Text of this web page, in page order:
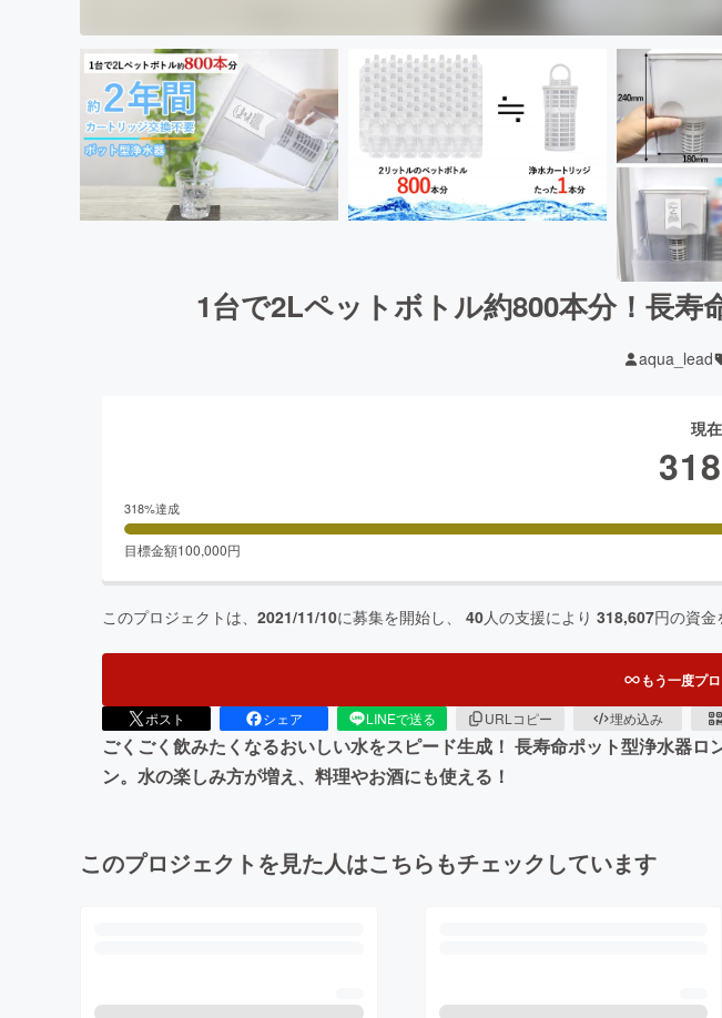
1台で2Lペットボトル約800本分！長
aqua_lead
現
318%達成
目標金額100,000円
このプロジェクトは、 2021/11/10に募集を開始し、 40人の支援により 318,607円の資金
もう一度プ
ポスト シェア LINEで送る URLコピー 埋め込み
ごくごく飲みたくなるおいしい水をスピード生成！ 長寿命ポット型浄水器
ン。水の楽しみ方が増え、料理やお酒にも使える！
このプロジェクトを見た人はこちらもチェックしています